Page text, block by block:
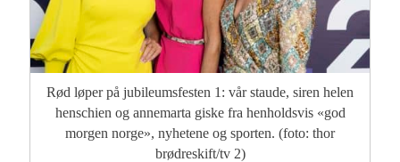
Rød løper på jubileumsfesten 1: vår staude, siren helen
henschien og annemarta giske fra henholdsvis «god
morgen norge», nyhetene og sporten. (foto: thor
brødreskift/tv 2)